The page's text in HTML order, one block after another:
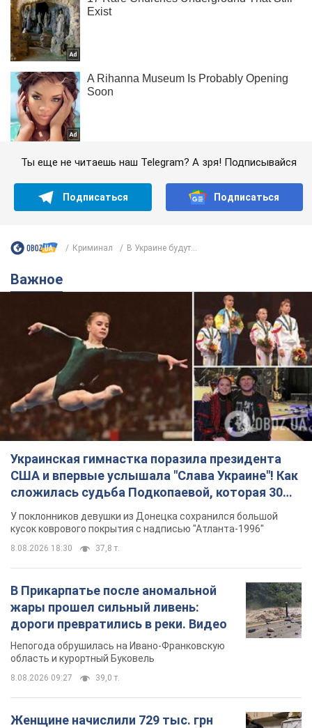
Ты еще не читаешь наш Telegram? А зря! Подписывайся
Подписаться Подписаться
Криминал В Украине будут...
Важное
Украинская гимнастка поразила президента
США и впервые услышала "Слава Украине"! Как
сложилась судьба Подкопаевой, которая 30
лет назад завоевала "золото" Олимпиады
У поклонников девушки из Донецка сохранился большой
кусок коврового покрытия с надписью "Атланта-1996"
8.08.2026 18:30 37,8 т.
В Прикарпатье после аномальной
жары прошел сильный ливень:
дороги превратились в реки. Видео
Непогода обрушилась на Ивано-Франковскую
область и курортный Буковель
8.08.2026 09:27 39,0 т.
Женщине начислили 729 тыс. грн